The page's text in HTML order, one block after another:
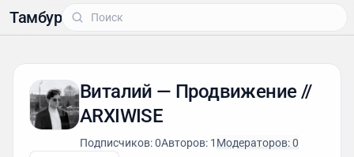
Тамбур
Виталий — Продвижение //
ARXIWISE
Подписчиков: 0Авторов: 1 Модераторов: 0